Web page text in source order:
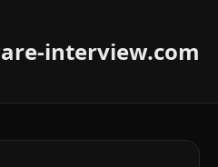
interview.com